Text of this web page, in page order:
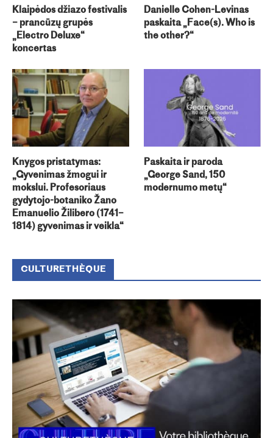
Klaipėdos džiazo festivalis
– prancūzų grupės
„Electro Deluxe“
koncertas
Danielle Cohen-Levinas
paskaita „Face(s). Who is
the other?“
Knygos pristatymas:
„Gyvenimas žmogui ir
mokslui. Profesoriaus
gydytojo-botaniko Žano
Emanuelio Žilibero (1741–
1814) gyvenimas ir veikla“
Paskaita ir paroda
„George Sand, 150
modernumo metų“
CULTURETHÈQUE